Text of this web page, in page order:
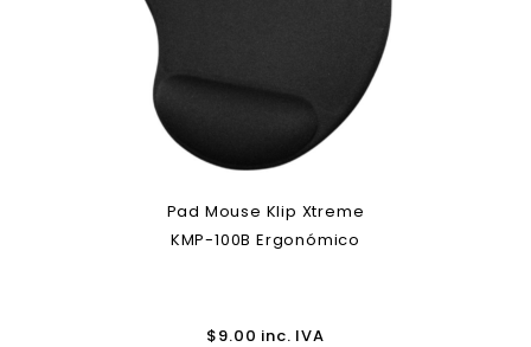
Pad Mouse Klip Xtreme
KMP-100B Ergonómico
$9.00 inc. IVA